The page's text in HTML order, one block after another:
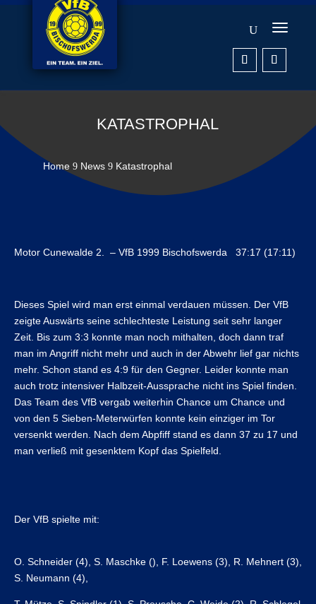
KATASTROPHAL
Home 9 News 9 Katastrophal
Motor Cunewalde 2. – VfB 1999 Bischofswerda 37:17 (17:11)
Dieses Spiel wird man erst einmal verdauen müssen. Der VfB
zeigte Auswärts seine schlechteste Leistung seit sehr langer
Zeit. Bis zum 3:3 konnte man noch mithalten, doch dann traf
man im Angriff nicht mehr und auch in der Abwehr lief gar nichts
mehr. Schon stand es 4:9 für den Gegner. Leider konnte man
auch trotz intensiver Halbzeit-Aussprache nicht ins Spiel finden.
Das Team des VfB vergab weiterhin Chance um Chance und
von den 5 Sieben-Meterwürfen konnte kein einziger im Tor
versenkt werden. Nach dem Abpfiff stand es dann 37 zu 17 und
man verließ mit gesenktem Kopf das Spielfeld.
Der VfB spielte mit:
O. Schneider (4), S. Maschke (), F. Loewens (3), R. Mehnert (3),
S. Neumann (4),